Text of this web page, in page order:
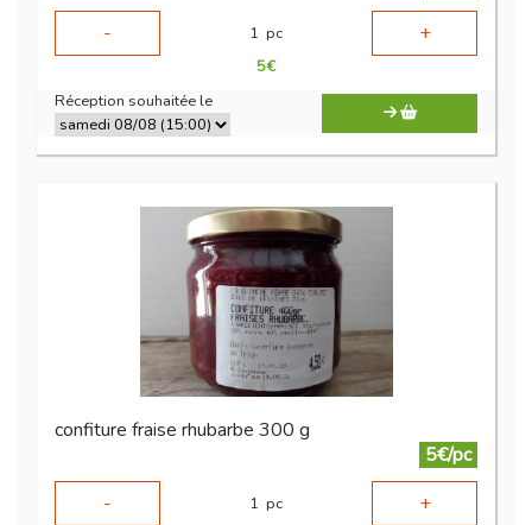
-
1 pc +
5€
Réception souhaitée le
confiture fraise rhubarbe 300 g
5€/pc
-
1 pc +